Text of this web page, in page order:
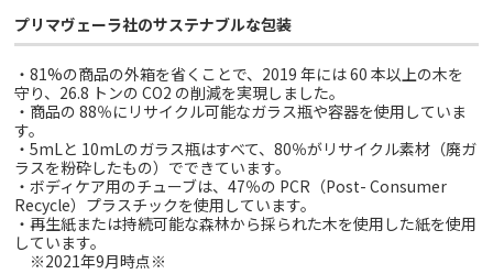
プリマヴェーラ社のサステナブルな包装
・81%の商品の外箱を省くことで、2019 年には 60 本以上の木を
守り、26.8 トンの CO2 の削減を実現しました。
・商品の 88％にリサイクル可能なガラス瓶や容器を使用していま
す。
・5mLと 10mLのガラス瓶はすべて、80％がリサイクル素材（廃ガ
ラスを粉砕したもの）でできています。
・ボディケア用のチューブは、47％の PCR（Post- Consumer
Recycle）プラスチックを使用しています。
・再生紙または持続可能な森林から採られた木を使用した紙を使用
しています。
※2021年9月時点※